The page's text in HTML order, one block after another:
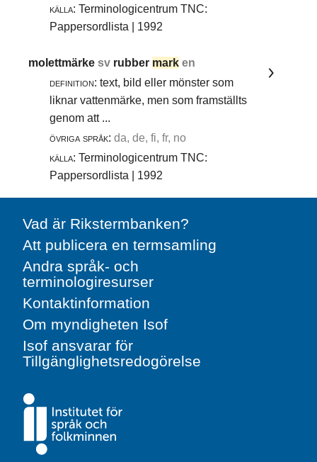
källa: Terminologicentrum TNC:
Pappersordlista | 1992
molettmärkesv rubber mark en
definition: text, bild eller mönster som
liknar vattenmärke, men som framställts
genom att ...
övriga språk: da, de, fi, fr, no
källa: Terminologicentrum TNC:
Pappersordlista | 1992
Vad är Rikstermbanken?
Att publicera en termsamling
Andra språk- och
terminologiresurser
Kontaktinformation
Om myndigheten Isof
Isof ansvarar för
Tillgänglighetsredogörelse